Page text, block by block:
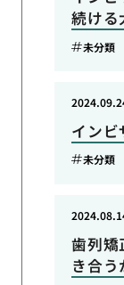
続ける
未分類
イン
未分類
歯列矯
き合う